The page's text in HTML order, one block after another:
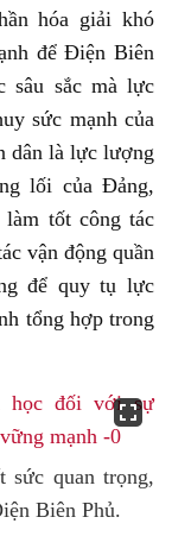
hóa giải khó
để Điện Biên
sâu sắc mà lực
sức mạnh của
dân là lực lượng
lối của Đảng,
tốt công tác
vận động quần
để quy tụ lực
tổng hợp trong
sức quan trọng,
Biên Phủ.